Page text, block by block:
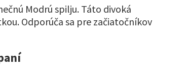
Modrú spilju. Táto divoká
Odporúča sa pre začiatočníkov